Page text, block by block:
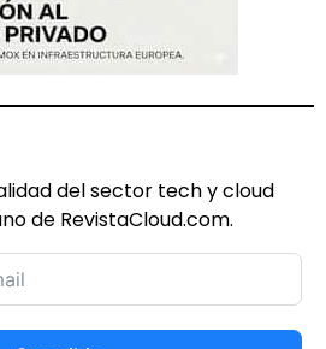
del sector tech y cloud
de RevistaCloud.com.